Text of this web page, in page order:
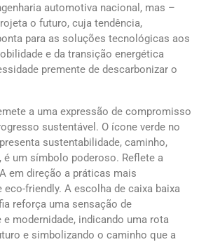
automotiva nacional, mas –
o futuro, cuja tendência,
para as soluções tecnológicas aos
e da transição energética
premente de descarbonizar o
a uma expressão de compromisso
sustentável. O ícone verde no
sustentabilidade, caminho,
é um símbolo poderoso. Reflete a
em direção a práticas mais
eco-friendly. A escolha de caixa baixa
reforça uma sensação de
e modernidade, indicando uma rota
e simbolizando o caminho que a